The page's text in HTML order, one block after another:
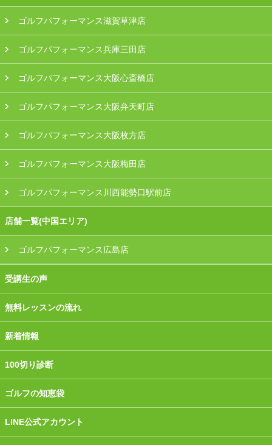
ゴルフパフォーマンス滋賀草津店
ゴルフパフォーマンス兵庫三田店
ゴルフパフォーマンス大阪心斎橋店
ゴルフパフォーマンス大阪弁天町店
ゴルフパフォーマンス大阪枚方店
ゴルフパフォーマンス大阪梅田店
ゴルフパフォーマンス川西能勢口駅前店
店舗一覧(中国エリア)
ゴルフパフォーマンス広島店
受講生の声
無料レッスンの流れ
新着情報
100切り診断
ゴルフの知恵袋
LINE公式アカウント